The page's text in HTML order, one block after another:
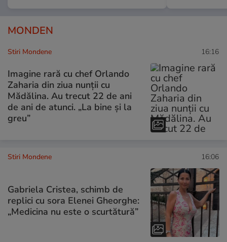
MONDEN
Stiri Mondene 16:16
Imagine rară cu chef Orlando
Zaharia din ziua nunții cu
Mădălina. Au trecut 22 de ani
de ani de atunci. „La bine și la
greu”
Stiri Mondene 16:06
Gabriela Cristea, schimb de
replici cu sora Elenei Gheorghe:
„Medicina nu este o scurtătură”